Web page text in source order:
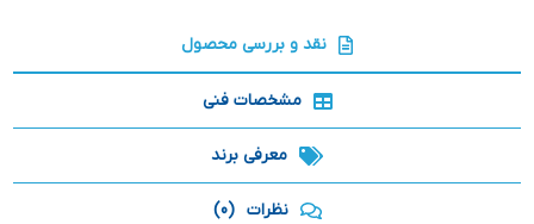
نقد و بررسی محصول
مشخصات فنی
معرفی برند
نظرات (0)